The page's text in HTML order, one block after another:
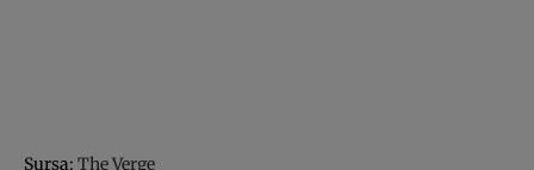
Sursa: The Verge